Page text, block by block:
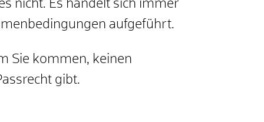
nicht. Es handelt sich immer
aufgeführt.
Sie kommen, keinen
gibt.